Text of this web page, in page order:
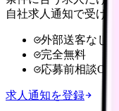
自社求人通知で受け取
外部送客なし
完全無料
応募前相談OK
求人通知を登録